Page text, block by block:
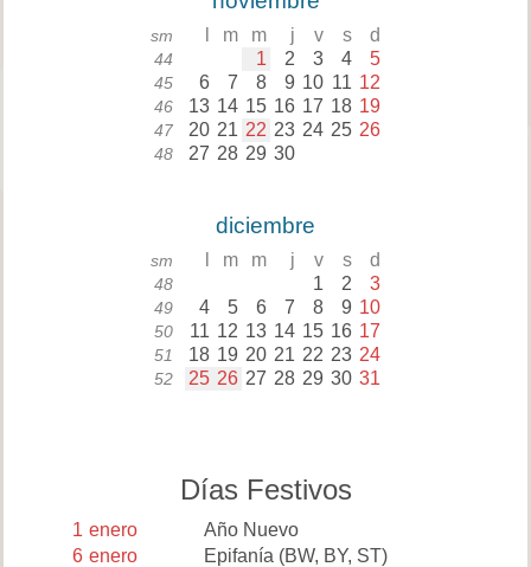
sm m m j v s d
44 1 2 3 4 5
45 6 7 8 9 10 11 12
46 13 14 15 16 17 18 19
47 20 21 22 23 24 25 26
48 27 28 29 30
diciembre
sm m m j v s d
48 1 2 3
49 4 5 6 7 8 9 10
50 11 12 13 14 15 16 17
51 18 19 20 21 22 23 24
52 25 26 27 28 29 30 31
Días Festivos
1 enero
Año Nuevo
6 enero Epifanía (BW, BY, ST)